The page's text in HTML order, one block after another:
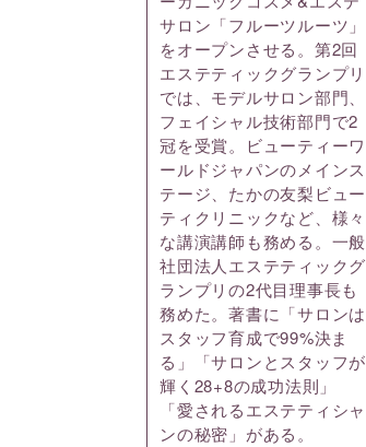
サロン「フルーツルーツ」
をオープンさせる。第2回
エステティックグランプリ
では、モデルサロン部門、
フェイシャル技術部門で2
冠を受賞。ビューティーワ
ールドジャパンのメインス
テージ、たかの友梨ビュー
ティクリニックなど、様々
な講演講師も務める。一般
社団法人エステティックグ
ランプリの2代目理事長も
務めた。著書に「サロンは
スタッフ育成で99%決ま
る」「サロンとスタッフが
輝く28+8の成功法則」
「愛されるエステティシャ
ンの秘密」がある。